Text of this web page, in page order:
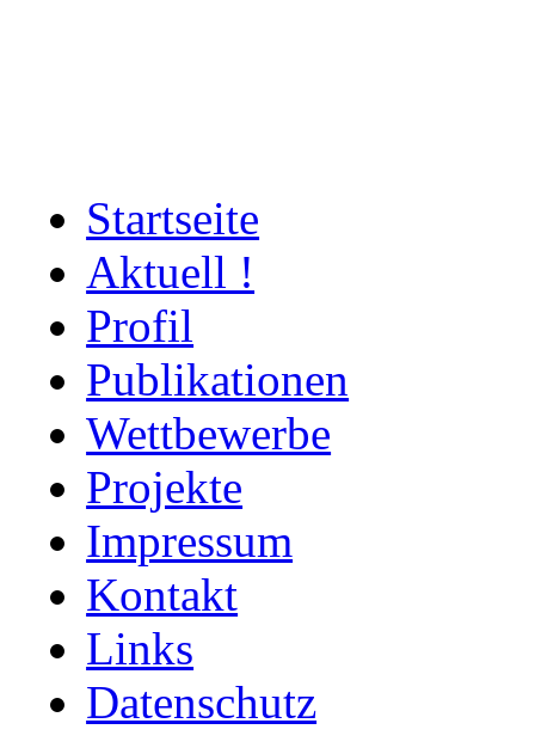
Startseite
Aktuell !
Profil
Publikationen
Wettbewerbe
Projekte
Impressum
Kontakt
Links
Datenschutz